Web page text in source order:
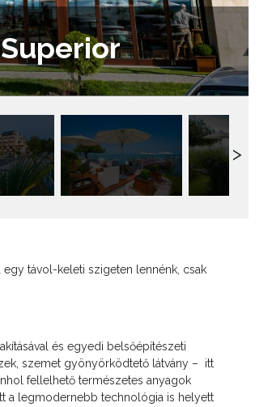
távol-keleti szigeten lennénk, csak
és egyedi belsőépítészeti
szemet gyönyörködtető látvány – itt
fellelhető természetes anyagok
a legmodernebb technológia is helyett